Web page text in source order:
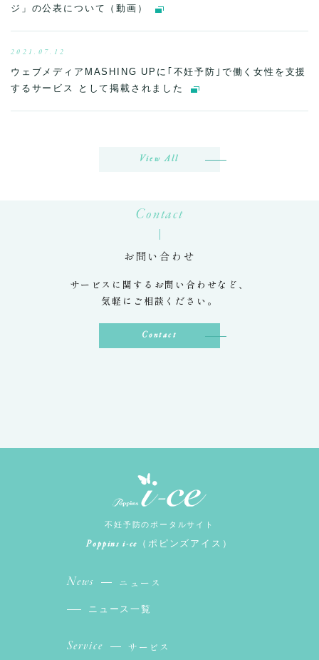
ジ」の公表について（動画）
2021.07.12
ウェブメディアMASHING UPに｢不妊予防｣で働く女性を支援
するサービス として掲載されました
View All
Contact
お問い合わせ
サービスに関するお問い合わせなど、
気軽にご相談ください。
Contact
不妊予防のポータルサイト
Poppins i-ce （ポピンズアイス）
News ニュース
ニュース一覧
Service サービス